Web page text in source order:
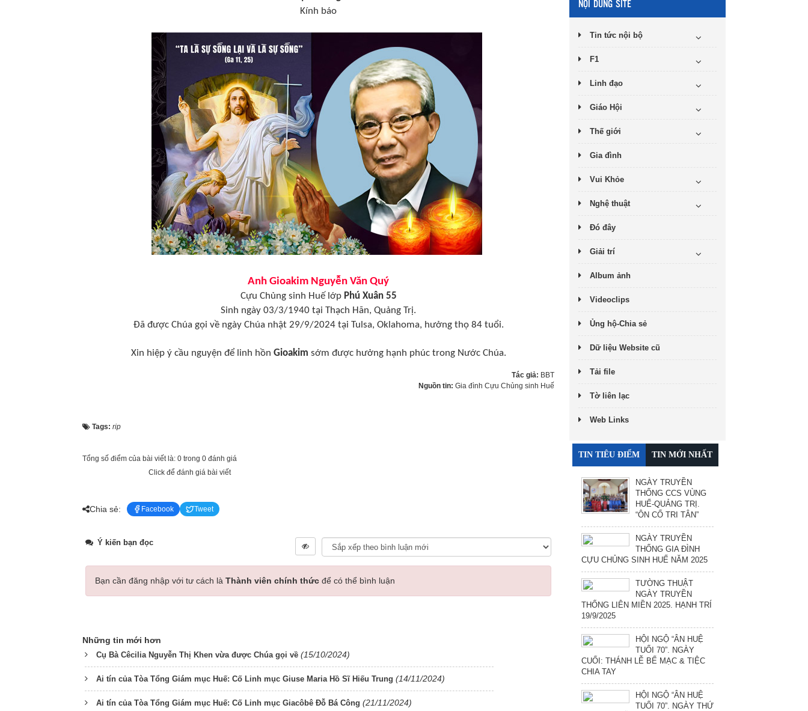
Kính báo
Anh Gioakim Nguyễn Văn Quý
Cựu Chủng sinh Huế lớp Phú Xuân 55
Sinh ngày 03/3/1940 tại Thạch Hãn, Quảng Trị.
Đã được Chúa gọi về ngày Chúa nhật 29/9/2024 tại Tulsa, Oklahoma, hưởng thọ 84 tuổi.
Xin hiệp ý cầu nguyện để linh hồn Gioakim sớm được hưởng hạnh phúc trong Nước Chúa.
Tác giả: BBT
Nguồn tin: Gia đình Cựu Chủng sinh Huế
Tags: rip
Tổng số điểm của bài viết là: 0 trong 0 đánh giá
Click để đánh giá bài viết
Chia sẻ: Facebook Tweet
Ý kiến bạn đọc
Bạn cần đăng nhập với tư cách là Thành viên chính thức để có thể bình luận
Những tin mới hơn
Cụ Bà Cêcilia Nguyễn Thị Khen vừa được Chúa gọi về (15/10/2024)
Ai tín của Tòa Tổng Giám mục Huế: Cố Linh mục Giuse Maria Hồ Sĩ Hiếu Trung (14/11/2024)
Ai tín của Tòa Tổng Giám mục Huế: Cố Linh mục Giacôbê Đỗ Bá Công (21/11/2024)
NỘI DUNG SITE
Tin tức nội bộ
F1
Linh đạo
Giáo Hội
Thế giới
Gia đình
Vui Khỏe
Nghệ thuật
Đó đây
Giải trí
Album ảnh
Videoclips
Ủng hộ-Chia sẻ
Dữ liệu Website cũ
Tải file
Tờ liên lạc
Web Links
TIN TIÊU ĐIỂM TIN MỚI NHẤT
NGÀY TRUYỀN
THỐNG CCS VÙNG
HUẾ-QUẢNG TRỊ.
“ÔN CỐ TRI TÂN”
NGÀY TRUYỀN
THỐNG GIA ĐÌNH
CỰU CHỦNG SINH HUẾ NĂM 2025
TƯỜNG THUẬT
NGÀY TRUYỀN
THỐNG LIÊN MIỀN 2025. HẠNH TRÍ
19/9/2025
HỘI NGỘ “ÂN HUỆ
TUỔI 70”. NGÀY
CUỐI: THÁNH LỄ BẾ MẠC & TIỆC
CHIA TAY
HỘI NGỘ “ÂN HUỆ
TUỔI 70”. NGÀY THỨ